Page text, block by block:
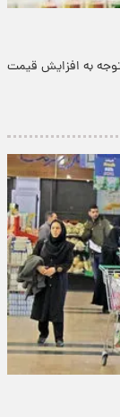
به افزایش قیمت